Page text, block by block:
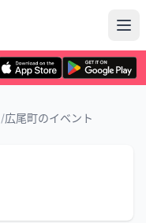
/広尾町のイベント